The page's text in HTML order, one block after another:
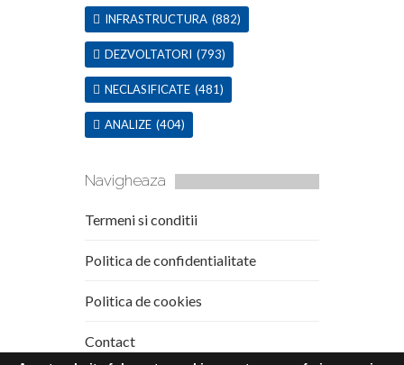
INFRASTRUCTURA (882)
DEZVOLTATORI (793)
NECLASIFICATE (481)
ANALIZE (404)
Navigheaza
Termeni si conditii
Politica de confidentialitate
Politica de cookies
Contact